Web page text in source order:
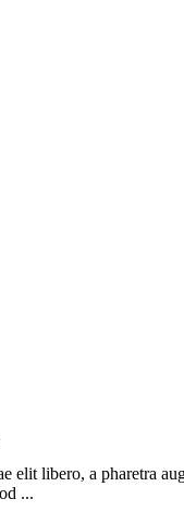
libero, a pharetra
...